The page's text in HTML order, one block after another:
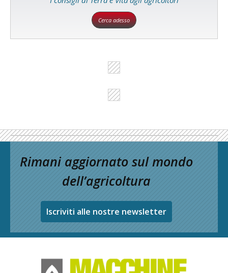
Cerca adesso
Rimani aggiornato sul mondo
dell’agricoltura
Iscriviti alle nostre newsletter